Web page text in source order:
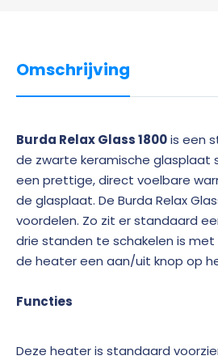
Omschrijving
Burda Relax Glass 1800is een
de zwarte keramische glasplaat
een prettige, direct voelbare
de glasplaat. De Burda Relax
voordelen. Zo zit er standaard
drie standen te schakelen is
de heater een aan/uit knop op
Functies
Deze heater is standaard